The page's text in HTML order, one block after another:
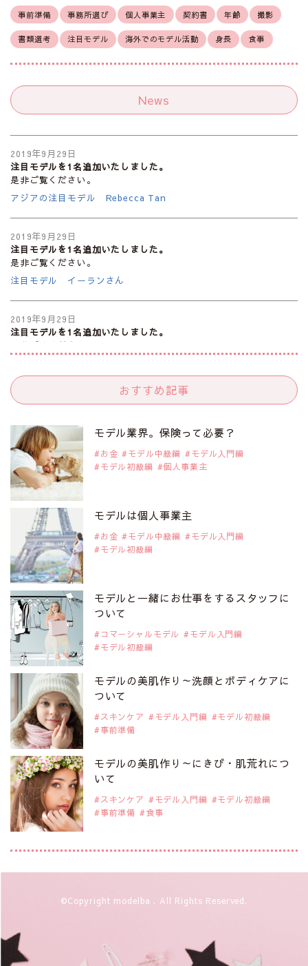
事前準備 事務所選び 個人事業主 契約書 年齢 撮影
書類選考 注目モデル 海外でのモデル活動 身長 食事
News
2019年9月29日
注目モデルを1名追加いたしました。
是非ご覧ください。
アジアの注目モデル Rebecca Tan
2019年9月29日
注目モデルを1名追加いたしました。
是非ご覧ください。
注目モデル イーランさん
2019年9月29日
注目モデルを1名追加いたしました。
是非ご覧ください。
2019年9月29日
是非ご覧ください。
注目モデル カーラ・デルヴィーニュ
2019年9月29日
是非ご覧ください。
注目モデル 松川 来海さん
2019年9月29日
注目モデルを1名追加いたしました。
是非ご覧ください。
注目モデル 中条あやみさん
2019年9月29日
注目モデルを1名追加いたしました。
是非ご覧ください。
注目モデル 水原佑果さん
2019年9月29日
注目モデルを1名追加いたしました。
是非ご覧ください。
注目モデル CHIHARUさん
2019年9月29日
注目モデルを1名追加いたしました。
2019年9月29日
注目モデルを1名追加いたしました。
大注目のモデル10人
おすすめ記事
モデル業界。保険って必要？
お金 モデル中級編
モデル入門編
モデル初級編
個人事業主
モデルは個人事業主
お金 モデル中級編
モデル入門編
モデル初級編
モデルと一緒にお仕事をするスタッフに
ついて
コマーシャルモデル
モデル入門編
モデル初級編
モデルの美肌作り～洗顔とボディケアに
ついて
スキンケア モデル入門編
モデル初級編
事前準備
モデルの美肌作り～にきび・肌荒れにつ
いて
スキンケア モデル入門編
モデル初級編
事前準備
食事
©Copyright modelba . All Rights Reserved.